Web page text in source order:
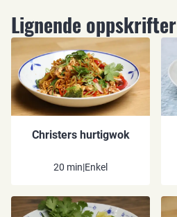
Lignende oppskrifter
Christers hurtigwok
20 min|Enkel